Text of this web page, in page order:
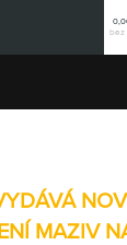
bez
MAZIV